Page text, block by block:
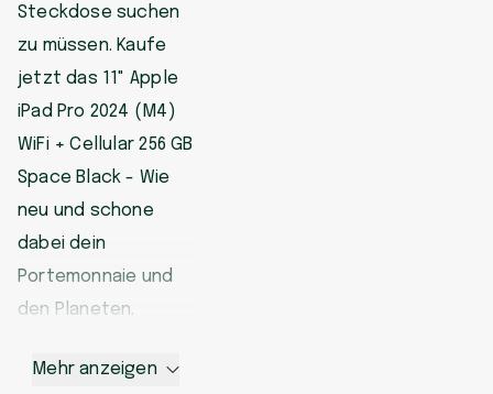
Steckdose suchen
zu müssen. Kaufe
jetzt das 11" Apple
iPad Pro 2024 (M4)
WiFi + Cellular 256 GB
Space Black - Wie
neu und schone
dabei dein
Portemonnaie und
den Planeten.
Mehr anzeigen